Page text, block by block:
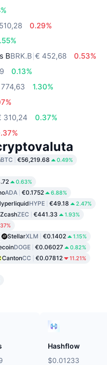
0.29%
BBRK.B € 452,68
0.53%
0.13%
1.30%
310,24
0.37%
BTC €56,219.68 0.49%
0.63%
ADA €0.1752 6.88%
HYPE €49.18 2.47%
ZcashZEC €441.33 1.93%
StellarXLM €0.1402 1.15%
DOGE €0.06027 0.82%
CantonCC €0.07812 11.21%
Hashflow
$0.01233